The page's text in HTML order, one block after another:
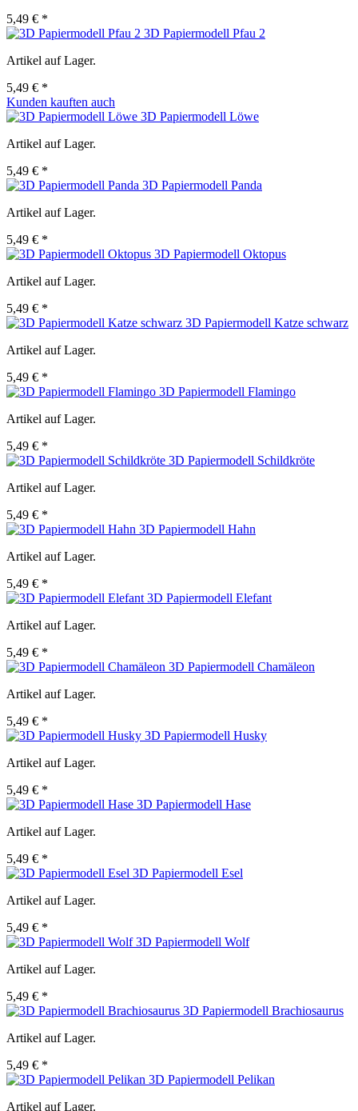
5,49 € *
3D Papiermodell Pfau 2
Artikel auf Lager.
5,49 € *
Kunden kauften auch
3D Papiermodell Löwe
Artikel auf Lager.
5,49 € *
3D Papiermodell Panda
Artikel auf Lager.
5,49 € *
3D Papiermodell Oktopus
Artikel auf Lager.
5,49 € *
3D Papiermodell Katze schwarz
Artikel auf Lager.
5,49 € *
3D Papiermodell Flamingo
Artikel auf Lager.
5,49 € *
3D Papiermodell Schildkröte
Artikel auf Lager.
5,49 € *
3D Papiermodell Hahn
Artikel auf Lager.
5,49 € *
3D Papiermodell Elefant
Artikel auf Lager.
5,49 € *
3D Papiermodell Chamäleon
Artikel auf Lager.
5,49 € *
3D Papiermodell Husky
Artikel auf Lager.
5,49 € *
3D Papiermodell Hase
Artikel auf Lager.
5,49 € *
3D Papiermodell Esel
Artikel auf Lager.
5,49 € *
3D Papiermodell Wolf
Artikel auf Lager.
5,49 € *
3D Papiermodell Brachiosaurus
Artikel auf Lager.
5,49 € *
3D Papiermodell Pelikan
Artikel auf Lager.